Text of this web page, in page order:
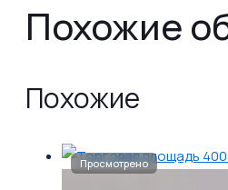
Похожие
Похожие